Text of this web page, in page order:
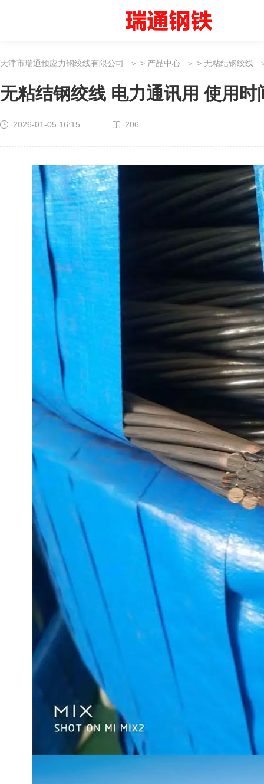
天津市瑞通预应力钢绞线有限公司 > 产品中心 > 无粘结钢绞线
无粘结钢绞线 电力通讯用 使用时
2026-01-05 16:15 206